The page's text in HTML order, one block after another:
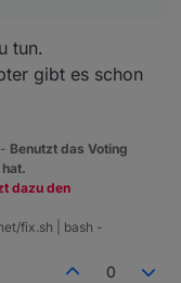
tun.
gibt es schon
Benutzt das Voting
dazu den
fix.sh | bash -
0